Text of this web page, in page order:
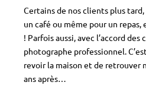
Certains de nos clients plus
un café ou même pour un repas,
! Parfois aussi, avec l’accord
photographe professionnel.
revoir la maison et de retrouver
ans après…